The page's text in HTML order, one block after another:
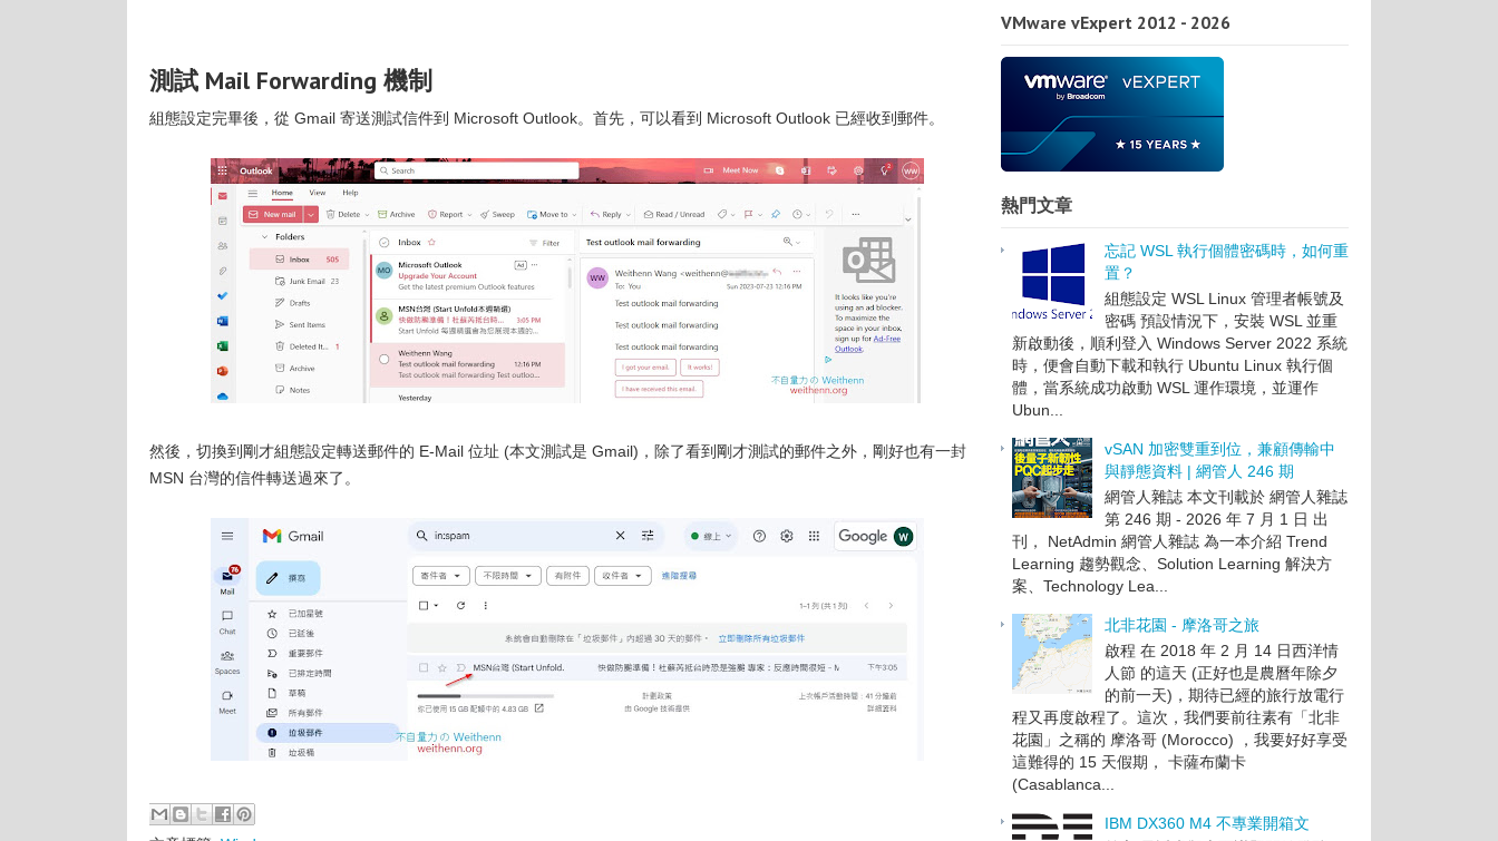
測試 Mail Forwarding 機制
組態設定完畢後，從 Gmail 寄送測試信件到 Microsoft Outlook。首先，可以看到 Microsoft Outlook 已經收到郵件。
然後，切換到剛才組態設定轉送郵件的 E-Mail 位址 (本文測試是 Gmail)，除了看到剛才測試的郵件之外，剛好也有一封
MSN 台灣的信件轉送過來了。
VMware vExpert 2012 - 2026
熱門文章
忘記 WSL 執行個體密碼時，如何重
置？
組態設定 WSL Linux 管理者帳號及
密碼 預設情況下，安裝 WSL 並重
新啟動後，順利登入 Windows Server 2022 系統
時，便會自動下載和執行 Ubuntu Linux 執行個
體，當系統成功啟動 WSL 運作環境，並運作
Ubun...
vSAN 加密雙重到位，兼顧傳輸中
與靜態資料 | 網管人 246 期
網管人雜誌 本文刊載於 網管人雜誌
第 246 期 - 2026 年 7 月 1 日 出
刊， NetAdmin 網管人雜誌 為一本介紹 Trend
Learning 趨勢觀念、Solution Learning 解決方
案、Technology Lea...
北非花園 - 摩洛哥之旅
啟程 在 2018 年 2 月 14 日西洋情
人節 的這天 (正好也是農曆年除夕
的前一天)，期待已經的旅行放電行
程又再度啟程了。這次，我們要前往素有「北非
花園」之稱的 摩洛哥 (Morocco) ，我要好好享受
這難得的 15 天假期， 卡薩布蘭卡
(Casablanca...
IBM DX360 M4 不專業開箱文